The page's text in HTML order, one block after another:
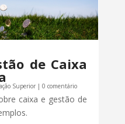
de Caixa
Superior| 0 comentário
caixa e gestão de